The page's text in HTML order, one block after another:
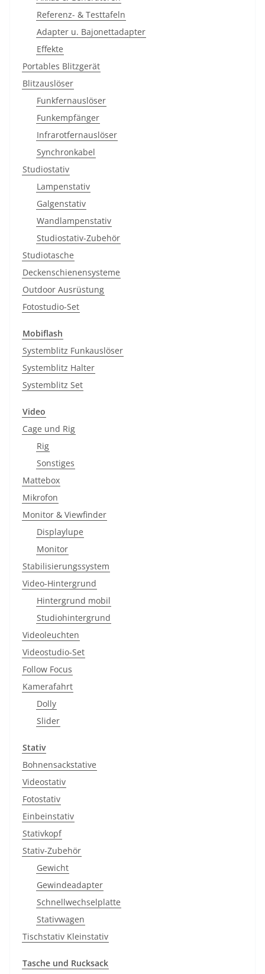
Referenz- & Testtafeln
Adapter u. Bajonettadapter
Effekte
Portables Blitzgerät
Blitzauslöser
Funkfernauslöser
Funkempfänger
Infrarotfernauslöser
Synchronkabel
Studiostativ
Lampenstativ
Galgenstativ
Wandlampenstativ
Studiostativ-Zubehör
Studiotasche
Deckenschienensysteme
Outdoor Ausrüstung
Fotostudio-Set
Mobiflash
Systemblitz Funkauslöser
Systemblitz Halter
Systemblitz Set
Video
Cage und Rig
Rig
Sonstiges
Mattebox
Mikrofon
Monitor & Viewfinder
Displaylupe
Monitor
Stabilisierungssystem
Video-Hintergrund
Hintergrund mobil
Studiohintergrund
Videoleuchten
Videostudio-Set
Follow Focus
Kamerafahrt
Dolly
Slider
Stativ
Bohnensackstative
Videostativ
Fotostativ
Einbeinstativ
Stativkopf
Stativ-Zubehör
Gewicht
Gewindeadapter
Schnellwechselplatte
Stativwagen
Tischstativ Kleinstativ
Tasche und Rucksack